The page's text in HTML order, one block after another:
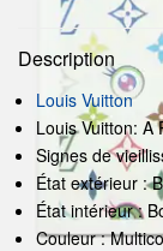
Description
Louis Vuitton
Louis Vuitton: A
Signes de
État extérieur :
État intérieur :
Couleur :